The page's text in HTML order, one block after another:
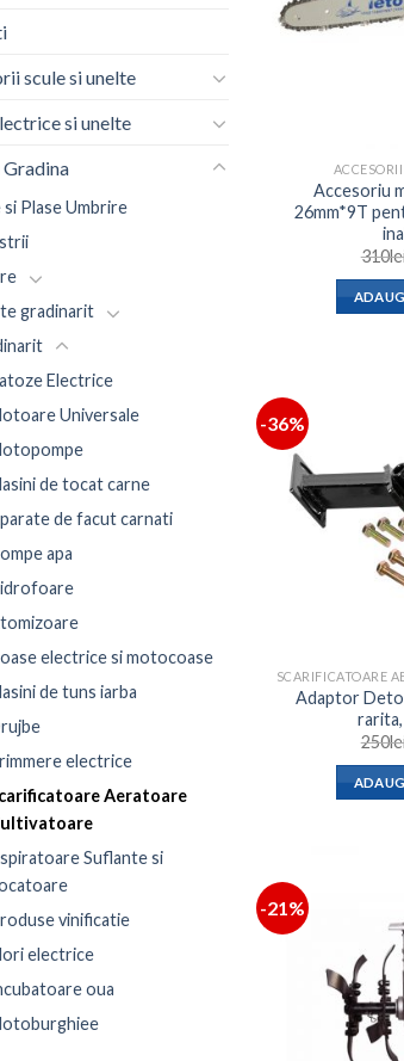
scule si unelte
si unelte
Gradina
si Plase Umbrire
gradinarit
Electrice
Universale
de tocat carne
de facut carnati
apa
electrice si motocoase
de tuns iarba
electrice
Aeratoare
Suflante si
vinificatie
electrice
oua
Accesoriu
26mm*9T
310
-36%
Adaptor
250
-21%